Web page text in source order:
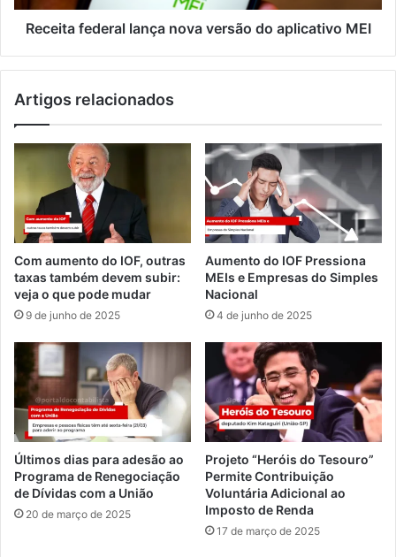
Receita federal lança nova versão do aplicativo MEI
Artigos relacionados
Com aumento do IOF, outras
taxas também devem subir:
veja o que pode mudar
9 de junho de 2025
Aumento do IOF Pressiona
MEIs e Empresas do Simples
Nacional
4 de junho de 2025
Últimos dias para adesão ao
Programa de Renegociação
de Dívidas com a União
20 de março de 2025
Projeto “Heróis do Tesouro”
Permite Contribuição
Voluntária Adicional ao
Imposto de Renda
17 de março de 2025